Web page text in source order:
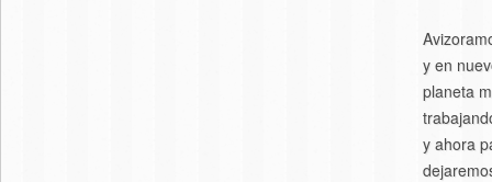
y en
planeta
y ahora